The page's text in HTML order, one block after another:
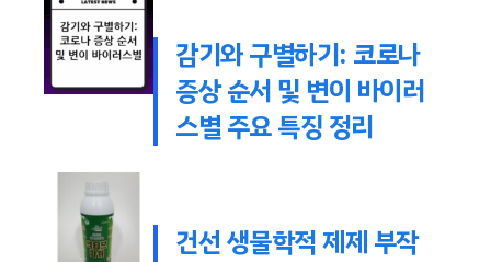
감기와 구별하기: 코로나
증상 순서 및 변이 바이러
스별 주요 특징 정리
건선 생물학적 제제 부작